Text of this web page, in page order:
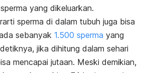
yang dikeluarkan.
sperma di dalam tubuh juga bisa
sebanyak 1.500 sperma yang
jika dihitung dalam sehari
mencapai jutaan. Meski demikian,